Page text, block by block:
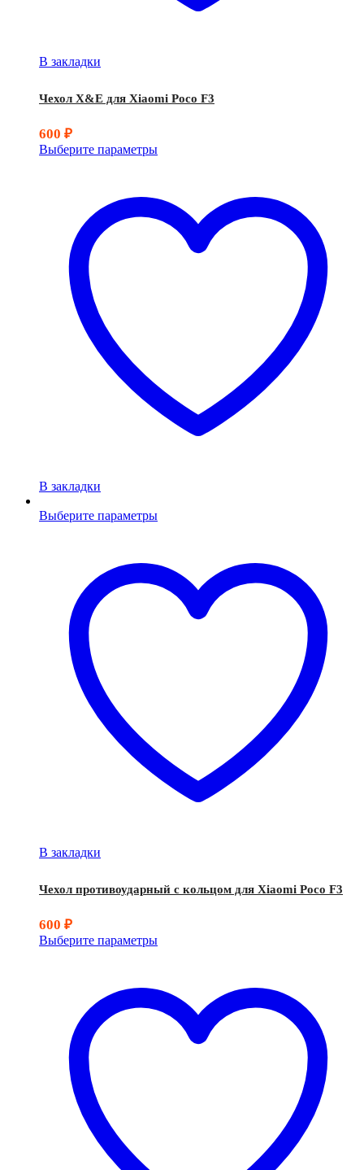
В закладки
Чехол X&E для Xiaomi Poco F3
600 ₽
Выберите параметры
В закладки
Выберите параметры
В закладки
Чехол противоударный с кольцом для Xiaomi Poco F3
600 ₽
Выберите параметры